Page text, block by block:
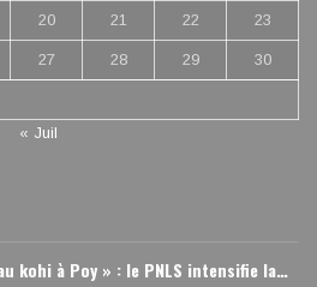
20 21 22 23
27 28 29 30
« Juil
kohi à Poy » : le PNLS intensifie la…